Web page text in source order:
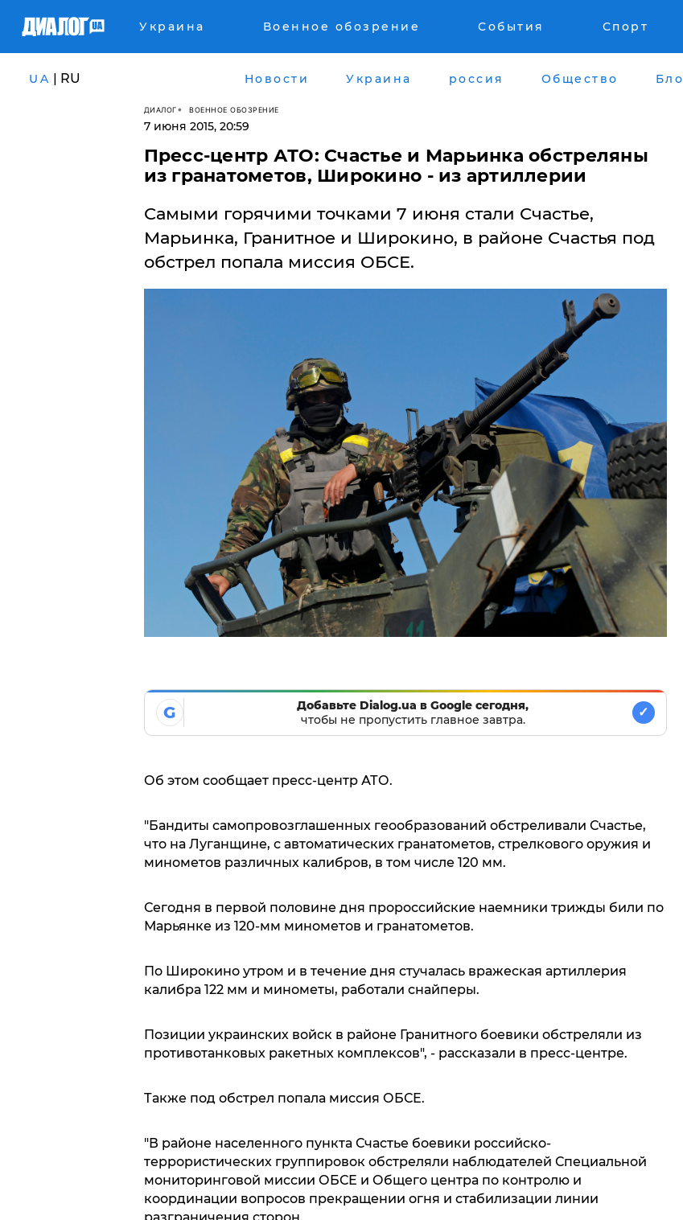
Украина Военное обозрение События Спорт
UA | RU Новости Украина россия Общество
ДИАЛОГ ВОЕННОЕ ОБОЗРЕНИЕ
7 июня 2015, 20:59
Пресс-центр АТО: Счастье и Марьинка обстреляны
из гранатометов, Широкино - из артиллерии
Самыми горячими точками 7 июня стали Счастье,
Марьинка, Гранитное и Широкино, в районе Счастья под
обстрел попала миссия ОБСЕ.
G
Добавьте Dialog.ua в Google сегодня,
чтобы не пропустить главное завтра.
✓
Об этом сообщает пресс-центр АТО.
"Бандиты самопровозглашенных геообразований обстреливали Счастье,
что на Луганщине, с автоматических гранатометов, стрелкового оружия и
минометов различных калибров, в том числе 120 мм.
Сегодня в первой половине дня пророссийские наемники трижды били по
Марьянке из 120-мм минометов и гранатометов.
По Широкино утром и в течение дня стучалась вражеская артиллерия
калибра 122 мм и минометы, работали снайперы.
Позиции украинских войск в районе Гранитного боевики обстреляли из
противотанковых ракетных комплексов", - рассказали в пресс-центре.
Также под обстрел попала миссия ОБСЕ.
"В районе населенного пункта Счастье боевики российско-
террористических группировок обстреляли наблюдателей Специальной
мониторинговой миссии ОБСЕ и Общего центра по контролю и
координации вопросов прекращении огня и стабилизации линии
разграничения сторон.